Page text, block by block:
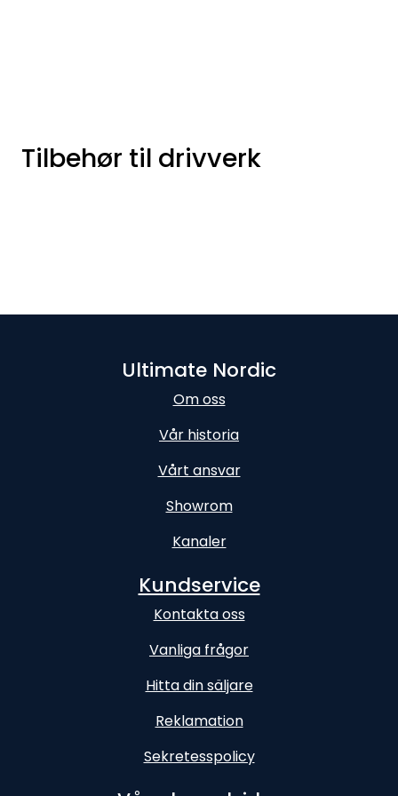
Tilbehør til drivverk
Ultimate Nordic
Om oss
Vår historia
Vårt ansvar
Showrom
Kanaler
Kundservice
Kontakta oss
Vanliga frågor
Hitta din säljare
Reklamation
Sekretesspolicy
Mediaportalen